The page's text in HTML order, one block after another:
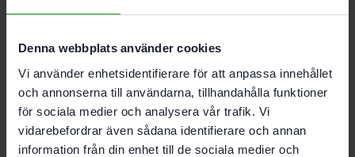
Denna webbplats använder cookies
Vi använder enhetsidentifierare för att anpassa innehållet
och annonserna till användarna, tillhandahålla funktioner
för sociala medier och analysera vår trafik. Vi
vidarebefordrar även sådana identifierare och annan
information från din enhet till de sociala medier och
reducerringen. som är standardutrustning
För effektstarka borrmaskiner
Lättgående tack vare exakt styrstång och brons-
glidlager i styrsläde
Står säkert genom rätvinklig grundplatta med
exakt utformad basyta